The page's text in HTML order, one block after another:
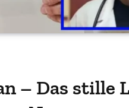
– Das stille